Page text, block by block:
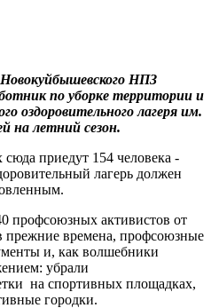
НПЗ
по уборке территории и
оздоровительного лагеря им.
на летний сезон.
приедут 154 человека -
лагерь должен
профсоюзных активистов от
прежние времена, профсоюзные
и, как волшебники
убрали
на спортивных площадках,
городки.